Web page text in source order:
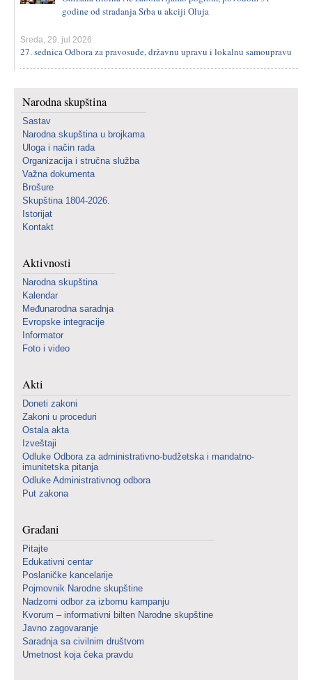
godine od stradanja Srba u akciji Oluja
Sreda, 29. jul 2026.
27. sednica Odbora za pravosuđe, državnu upravu i lokalnu samoupravu
Narodna skupština
Sastav
Narodna skupština u brojkama
Uloga i način rada
Organizacija i stručna služba
Važna dokumenta
Brošure
Skupština 1804-2026.
Istorijat
Kontakt
Aktivnosti
Narodna skupština
Kalendar
Međunarodna saradnja
Evropske integracije
Informator
Foto i video
Akti
Doneti zakoni
Zakoni u proceduri
Ostala akta
Izveštaji
Odluke Odbora za administrativno-budžetska i mandatno-
imunitetska pitanja
Odluke Administrativnog odbora
Put zakona
Građani
Pitajte
Edukativni centar
Poslaničke kancelarije
Pojmovnik Narodne skupštine
Nadzorni odbor za izbornu kampanju
Kvorum – informativni bilten Narodne skupštine
Javno zagovaranje
Saradnja sa civilnim društvom
Umetnost koja čeka pravdu